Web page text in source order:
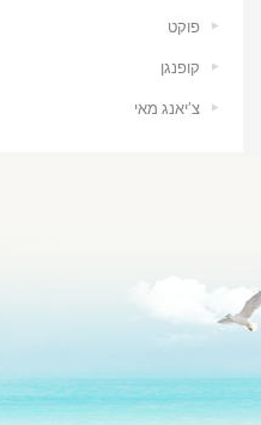
פוקט
קופנגן
צ’יאנג מאי